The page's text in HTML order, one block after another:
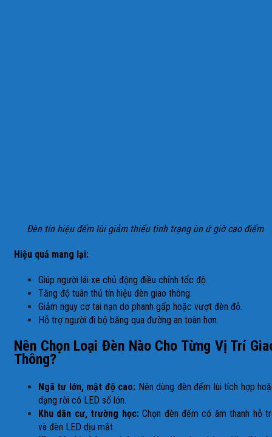
Đèn tín hiệu đếm lùi giảm thiểu tình trạng ùn ứ giờ cao điểm
Hiệu quả mang lại:
Giúp người lái xe chủ động điều chỉnh tốc độ.
Tăng độ tuân thủ tín hiệu đèn giao thông.
Giảm nguy cơ tai nạn do phanh gấp hoặc vượt đèn đỏ.
Hỗ trợ người đi bộ băng qua đường an toàn hơn.
Nên Chọn Loại Đèn Nào Cho Từng Vị Trí
Thông?
Ngã tư lớn, mật độ cao: Nên dùng đèn đếm lùi tích hợp
dạng rời có LED số lớn.
Khu dân cư, trường học:Chọn đèn đếm có âm thanh hỗ
và đèn LED dịu mắt.